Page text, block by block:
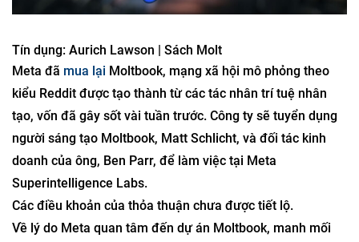
Tín dụng: Aurich Lawson | Sách Molt
Meta đã mua lại Moltbook, mạng xã hội mô phỏng theo
kiểu Reddit được tạo thành từ các tác nhân trí tuệ nhân
tạo, vốn đã gây sốt vài tuần trước. Công ty sẽ tuyển dụng
người sáng tạo Moltbook, Matt Schlicht, và đối tác kinh
doanh của ông, Ben Parr, để làm việc tại Meta
Superintelligence Labs.
Các điều khoản của thỏa thuận chưa được tiết lộ.
Về lý do Meta quan tâm đến dự án Moltbook, manh mối